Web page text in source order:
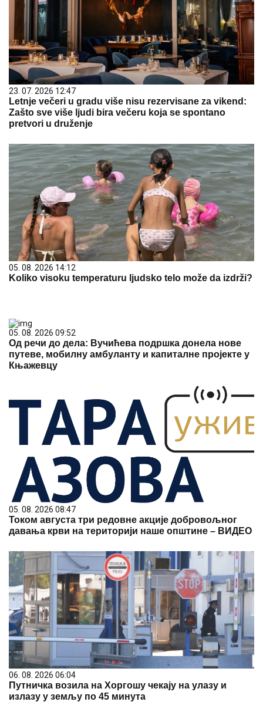
23. 07. 2026 12:47
Letnje večeri u gradu više nisu rezervisane za vikend:
Zašto sve više ljudi bira večeru koja se spontano
pretvori u druženje
05. 08. 2026 14:12
Koliko visoku temperaturu ljudsko telo može da izdrži?
05. 08. 2026 09:52
Од речи до дела: Вучићева подршка донела нове
путеве, мобилну амбуланту и капиталне пројекте у
Књажевцу
05. 08. 2026 08:47
Током августа три редовне акције добровољног
давања крви на територији наше општине – ВИДЕО
06. 08. 2026 06:04
Путничка возила на Хоргошу чекају на улазу и
излазу у земљу по 45 минута